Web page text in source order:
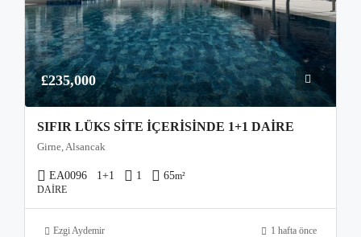
£235,000
SIFIR LÜKS SITE İÇERISINDE 1+1 DAIRE
Girne, Alsancak
EA0096 1+1 1 65m²
DAIRE
Ezgi Aydemir 1 hafta önce